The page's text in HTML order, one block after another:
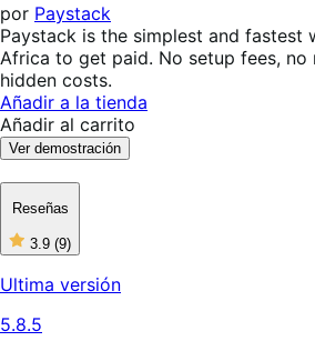
por Paystack
Paystack is the simplest and fastest
Africa to get paid. No setup fees, no
hidden costs.
Añadir a la tienda
Añadir al carrito
Ver demostración
Reseñas
3.9 (9)
3
5
9
Ultima versión
5.8.5